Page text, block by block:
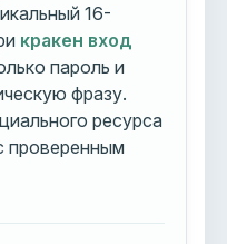
16-
кракен вход
пароль и
фразу.
ресурса
проверенным